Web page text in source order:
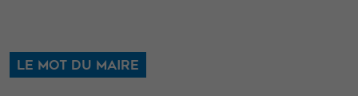
LE MOT DU MAIRE